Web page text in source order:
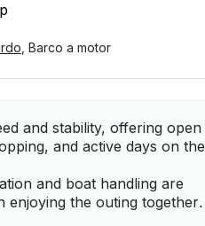
Barco a motor
and stability, offering open
and active days on the
and boat handling are
the outing together.